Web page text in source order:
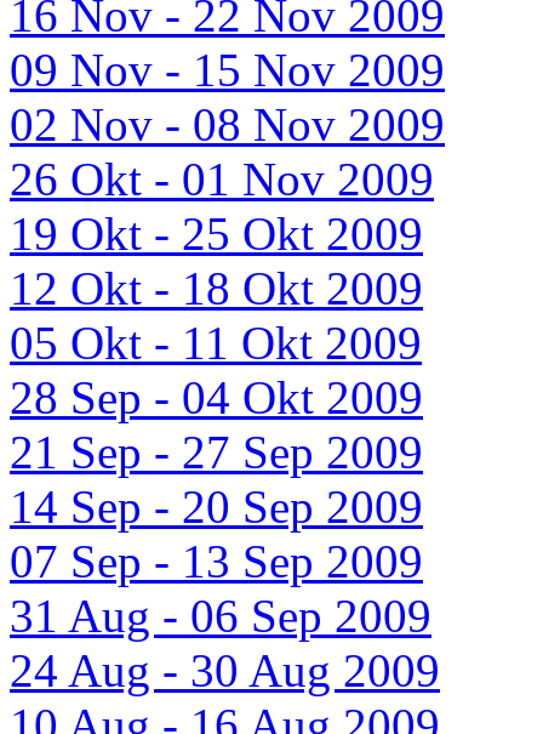
16 Nov - 22 Nov 2009
09 Nov - 15 Nov 2009
02 Nov - 08 Nov 2009
26 Okt - 01 Nov 2009
19 Okt - 25 Okt 2009
12 Okt - 18 Okt 2009
05 Okt - 11 Okt 2009
28 Sep - 04 Okt 2009
21 Sep - 27 Sep 2009
14 Sep - 20 Sep 2009
07 Sep - 13 Sep 2009
31 Aug - 06 Sep 2009
24 Aug - 30 Aug 2009